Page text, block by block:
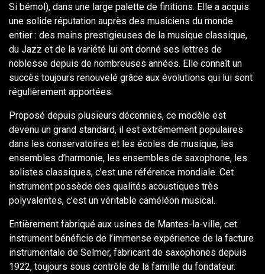
Si bémol), dans une large palette de finitions. Elle a acquis
une solide réputation auprès des musiciens du monde
entier : des mains prestigieuses de la musique classique,
du Jazz et de la variété lui ont donné ses lettres de
noblesse depuis de nombreuses années. Elle connaît un
succès toujours renouvelé grâce aux évolutions qui lui sont
régulièrement apportées.
Proposé depuis plusieurs décennies, ce modèle est
devenu un grand standard, il est extrêmement populaires
dans les conservatoires et les écoles de musique, les
ensembles d’harmonie, les ensembles de saxophone, les
solistes classiques, c’est une référence mondiale. Cet
instrument possède des qualités acoustiques très
polyvalentes, c’est un véritable caméléon musical.
Entièrement fabriqué aux usines de Mantes-la-ville, cet
instrument bénéficie de l’immense expérience de la facture
instrumentale de Selmer, fabricant de saxophones depuis
1922, toujours sous contrôle de la famille du fondateur.